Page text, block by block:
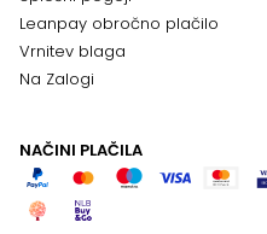
Leanpay obročno plačilo
Vrnitev blaga
Na Zalogi
NAČINI PLAČILA